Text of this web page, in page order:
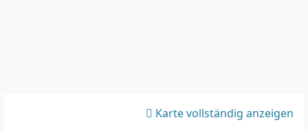
Karte vollständig anzeigen